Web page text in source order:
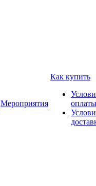
Мероприятия
Как купить
оплаты